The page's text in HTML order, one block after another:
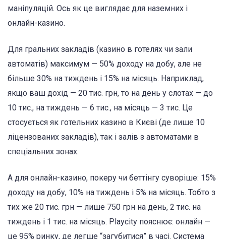
маніпуляцій. Ось як це виглядає для наземних і
онлайн-казино.
Для гральних закладів (казино в готелях чи зали
автоматів) максимум — 50% доходу на добу, але не
більше 30% на тиждень і 15% на місяць. Наприклад,
якщо ваш дохід — 20 тис. грн, то на день у слотах — до
10 тис., на тиждень — 6 тис., на місяць — 3 тис. Це
стосується як готельних казино в Києві (де лише 10
ліцензованих закладів), так і залів з автоматами в
спеціальних зонах.
А для онлайн-казино, покеру чи беттінгу суворіше: 15%
доходу на добу, 10% на тиждень і 5% на місяць. Тобто з
тих же 20 тис. грн — лише 750 грн на день, 2 тис. на
тиждень і 1 тис. на місяць. Playcity пояснює: онлайн —
це 95% ринку, де легше “загубитися” в часі. Система